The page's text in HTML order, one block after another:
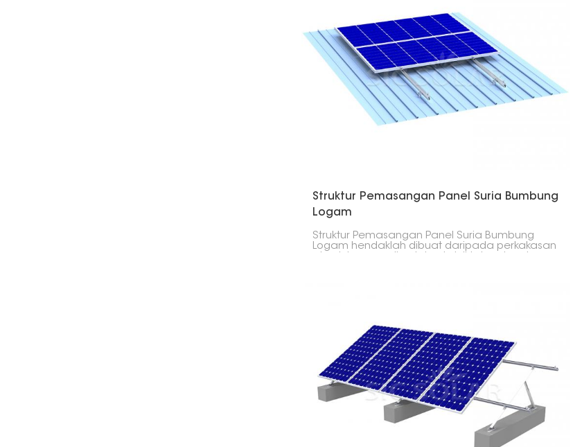
Struktur Pemasangan Panel Suria Bumbung
Logam
Struktur Pemasangan Panel Suria Bumbung
Logam hendaklah dibuat daripada perkakasan